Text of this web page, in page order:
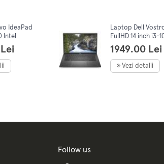
IdeaPad
Intel
15.3"
DDR5,
Blue
Laptop Dell
FullHD 14 inch i3-
4Gb RAM, 256Gb
OS
1949.00 Lei
Vezi detalii
Follow us